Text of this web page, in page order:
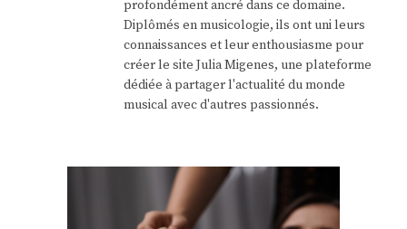
profondément ancré dans ce domaine.
Diplômés en musicologie, ils ont uni leurs
connaissances et leur enthousiasme pour
créer le site Julia Migenes, une plateforme
dédiée à partager l'actualité du monde
musical avec d'autres passionnés.